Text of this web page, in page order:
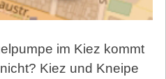
im Kiez kommt
Kiez und Kneipe